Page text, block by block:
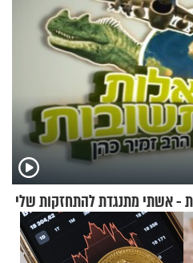
- אשתי מתנגדת להתחזקות שלי